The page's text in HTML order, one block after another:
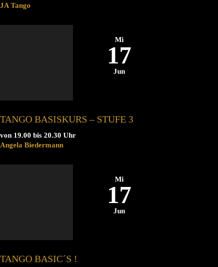
JA Tango
Mi
17
Jun
TANGO BASISKURS – STUFE 3
von 19.00 bis 20.30 Uhr
Angela Biedermann
Mi
17
Jun
TANGO BASIC´S !